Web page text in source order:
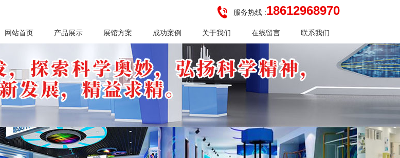
网站首页 产品展示 展馆方案 成功案例 关于我们 在线留言 联系我们
服务热线 :18612968970